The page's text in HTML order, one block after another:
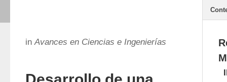
inAvances en Ciencias e Ingenierías